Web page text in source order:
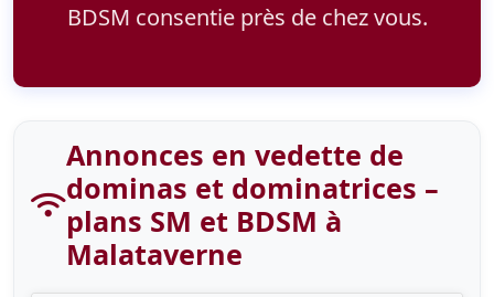
BDSM consentie près de chez vous.
Annonces en vedette de
dominas et dominatrices –
plans SM et BDSM à
Malataverne